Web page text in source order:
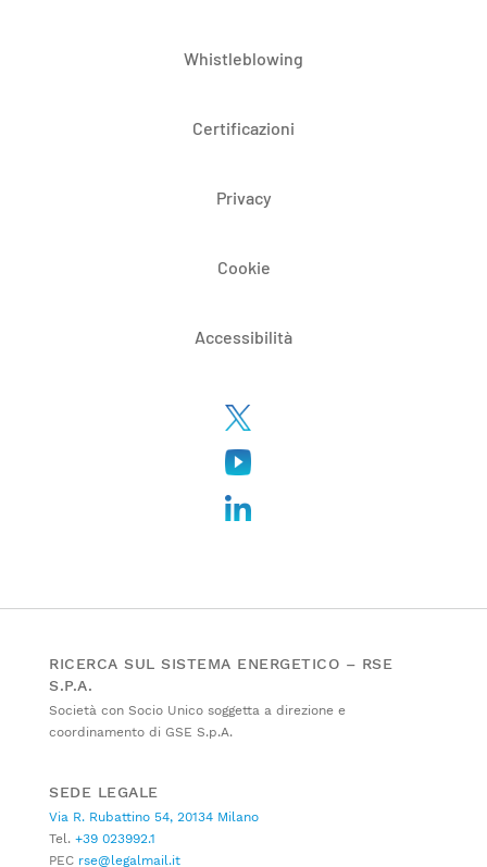
Whistleblowing
Certificazioni
Privacy
Cookie
Accessibilità
RICERCA SUL SISTEMA ENERGETICO – RSE
S.P.A.
Società con Socio Unico soggetta a direzione e
coordinamento di GSE S.p.A.
SEDE LEGALE
Via R. Rubattino 54, 20134 Milano
Tel. +39 023992.1
PEC rse@legalmail.it